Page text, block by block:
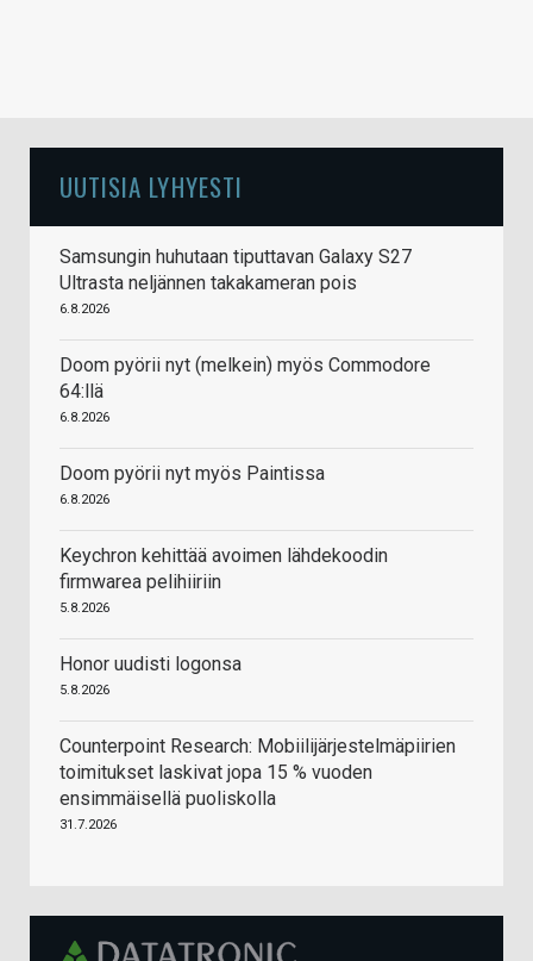
UUTISIA LYHYESTI
Samsungin huhutaan tiputtavan Galaxy S27
Ultrasta neljännen takakameran pois
6.8.2026
Doom pyörii nyt (melkein) myös Commodore
64:llä
6.8.2026
Doom pyörii nyt myös Paintissa
6.8.2026
Keychron kehittää avoimen lähdekoodin
firmwarea pelihiiriin
5.8.2026
Honor uudisti logonsa
5.8.2026
Counterpoint Research: Mobiilijärjestelmäpiirien
toimitukset laskivat jopa 15 % vuoden
ensimmäisellä puoliskolla
31.7.2026